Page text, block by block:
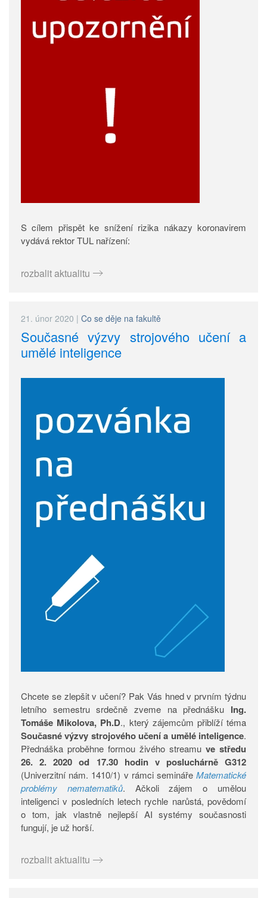
S cílem přispět ke snížení rizika nákazy koronavirem
vydává rektor TUL nařízení:
rozbalit aktualitu
21. únor 2020 | Co se děje na fakultě
Současné výzvy strojového učení a
umělé inteligence
Chcete se zlepšit v učení? Pak Vás hned v prvním týdnu
letního semestru srdečně zveme na přednášku Ing.
Tomáše Mikolova, Ph.D., který zájemcům přiblíží téma
Současné výzvy strojového učení a umělé inteligence.
Přednáška proběhne formou živého streamu ve středu
26. 2. 2020 od 17.30 hodin v posluchárně G312
(Univerzitní nám. 1410/1) v rámci semináře Matematické
problémy nematematiků. Ačkoli zájem o umělou
inteligenci v posledních letech rychle narůstá, povědomí
o tom, jak vlastně nejlepší AI systémy současnosti
fungují, je už horší.
rozbalit aktualitu